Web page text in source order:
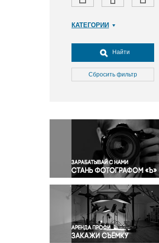
КАТЕГОРИИ
Досуг, туризм и отдых
Культура
Медицина
Окружающая среда
Политика
Правосудие
Происшествия и конфликты
Религия
Светская жизнь
Спорт
Экология
Экономика и бизнес
Найти
Сбросить фильтр